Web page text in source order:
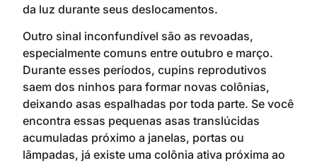
da luz durante seus deslocamentos.
Outro sinal inconfundível são as revoadas,
especialmente comuns entre outubro e março.
Durante esses períodos, cupins reprodutivos
saem dos ninhos para formar novas colônias,
deixando asas espalhadas por toda parte. Se você
encontra essas pequenas asas translúcidas
acumuladas próximo a janelas, portas ou
lâmpadas, já existe uma colônia ativa próxima ao